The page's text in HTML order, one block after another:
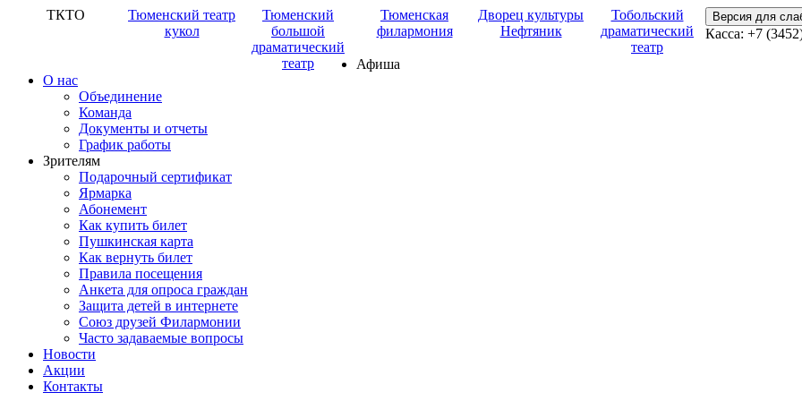
ТКТО
Тюменский театр
кукол
Тюменский
большой
драматический
театр
Тюменская
филармония
Дворец культуры
Нефтяник
Тобольский
драматический
театр
Версия для
Касса: +7
Афиша
О нас
Объединение
Команда
Документы и отчеты
График работы
Зрителям
Подарочный сертификат
Ярмарка
Абонемент
Как купить билет
Пушкинская карта
Как вернуть билет
Правила посещения
Анкета для опроса граждан
Защита детей в интернете
Союз друзей Филармонии
Часто задаваемые вопросы
Новости
Акции
Контакты